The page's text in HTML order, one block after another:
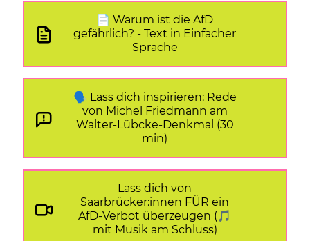
📄 Warum ist die AfD
gefährlich? - Text in Einfacher
Sprache
🗣️ Lass dich inspirieren: Rede
von Michel Friedmann am
Walter-Lübcke-Denkmal (30
min)
Lass dich von
Saarbrücker:innen FÜR ein
AfD-Verbot überzeugen (🎵
mit Musik am Schluss)